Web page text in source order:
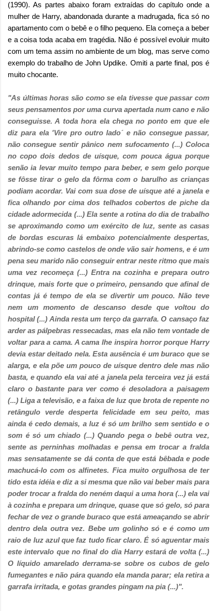
(1990). As partes abaixo foram extraídas do capítulo onde a
mulher de Harry, abandonada durante a madrugada, fica só no
apartamento com o bebê e o filho pequeno. Ela começa a beber
e a coisa toda acaba em tragédia. Não é possível evoluir muito
com um tema assim no ambiente de um blog, mas serve como
exemplo do trabalho de John Updike. Omiti a parte final, pos é
muito chocante.
"As últimas horas são como se ela tivesse que passar com
seus pensamentos por uma curva apertada num cano e não
conseguisse. A toda hora ela chega no ponto em que ele
diz para ela 'Vire pro outro lado´ e não consegue passar,
não consegue sentir pânico nem sufocamento (...)Coloca
no copo dois dedos de uísque, com pouca água porque
senão ia levar muito tempo para beber, e sem gelo porque
se fôsse tirar o gelo da fôrma com o barulho as crianças
podiam acordar. Vai com sua dose de uísque até a janela e
fica olhando por cima dos telhados cobertos de piche da
cidade adormecida (...) Ela sente a rotina do dia de trabalho
se aproximando como um exército de luz, sente as casas
de bordas escuras lá embaixo potencialmente despertas,
abrindo-se como castelos de onde vão sair homens, e é um
pena seu marido não conseguir entrar neste ritmo que mais
uma vez recomeça (...) Entra na cozinha e prepara outro
drinque, mais forte que o primeiro, pensando que afinal de
contas já é tempo de ela se divertir um pouco. Não teve
nem um momento de descanso desde que voltou do
hospital (...) Ainda resta um terço da garrafa. O cansaço faz
arder as pálpebras ressecadas, mas ela não tem vontade de
voltar para a cama. A cama lhe inspira horror porque Harry
devia estar deitado nela. Esta ausência é um buraco que se
alarga, e ela põe um pouco de uísque dentro dele mas não
basta, e quando ela vai até a janela pela terceira vez já está
claro o bastante para ver como é desoladora a paisagem
(...) Liga a televisão, e a faixa de luz que brota de repente no
retângulo verde desperta felicidade em seu peito, mas
ainda é cedo demais, a luz é só um brilho sem sentido e o
som é só um chiado (...) Quando pega o bebê outra vez,
sente as perninhas molhadas e pensa em trocar a fralda
mas sensatamente se dá conta de que está bêbada e pode
machucá-lo com os alfinetes. Fica muito orgulhosa de ter
tido esta idéia e diz a si mesma que não vai beber mais para
poder trocar a fralda do neném daqui a uma hora (...) ela vai
à cozinha e prepara um drinque, quase que só gelo, só para
fechar de vez o grande buraco que está ameaçando se abrir
dentro dela outra vez. Bebe um golinho só e é como um
raio de luz azul que faz tudo ficar claro. É só aguentar mais
este intervalo que no final do dia Harry estará de volta (...)
O líquido amarelado derrama-se sobre os cubos de gelo
fumegantes e não pára quando ela manda parar; ela retira a
garrafa irritada, e gotas grandes pingam na pia (...)".